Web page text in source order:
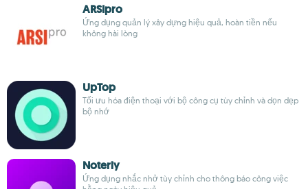
ARSIpro
Ứng dụng quản lý xây dựng hiệu quả, hoàn tiền nếu
không hài lòng
UpTop
Tối ưu hóa điện thoại với bộ công cụ tùy chỉnh và dọn dẹp
bộ nhớ
Noterly
Ứng dụng nhắc nhở tùy chỉnh cho thông báo công việc